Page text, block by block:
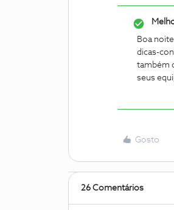
Boa
dicas-
também
seus
Gosto
26 Comentários